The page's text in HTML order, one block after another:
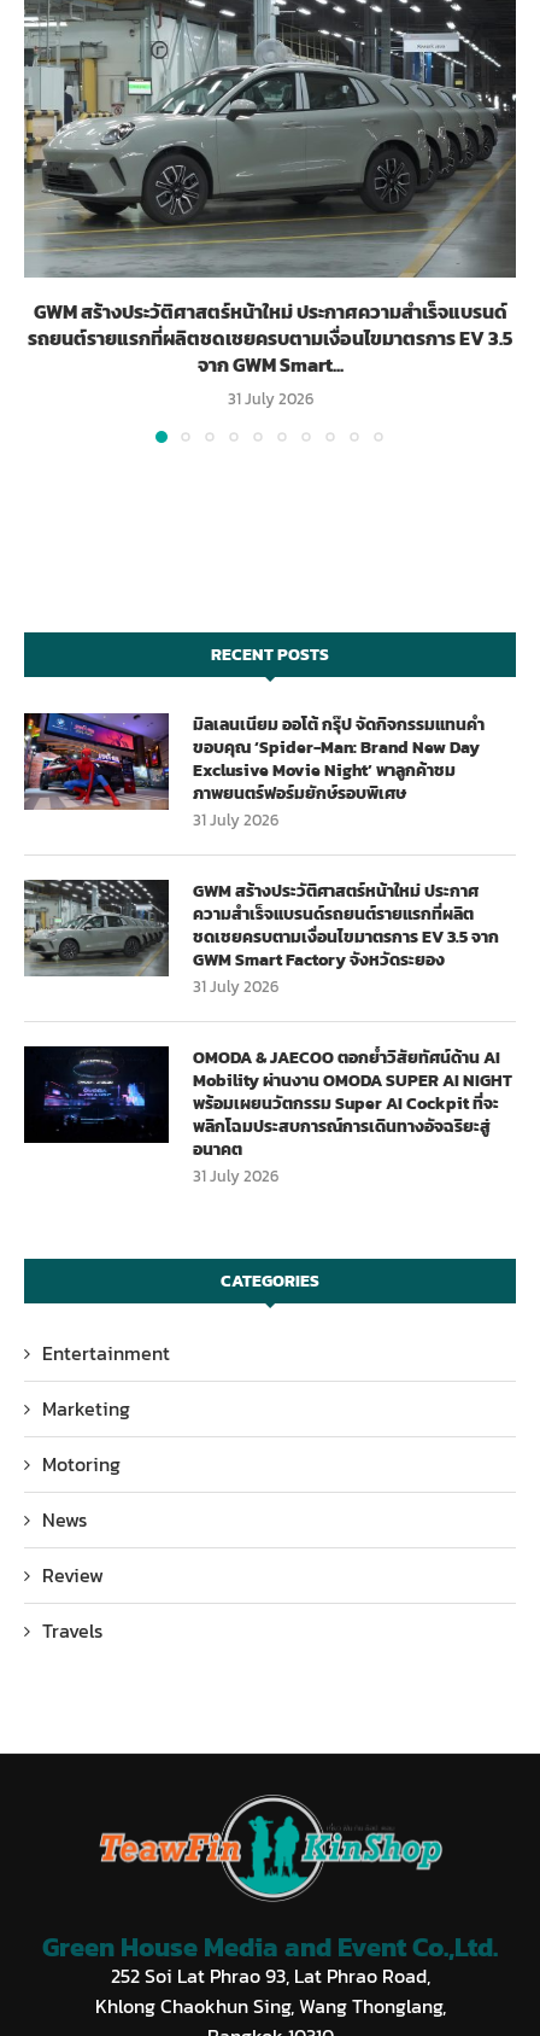
GWM สร้างประวัติศาสตร์หน้าใหม่ ประกาศความสำเร็จแบรนด์
รถยนต์รายแรกที่ผลิตชดเชยครบตามเงื่อนไขมาตรการ EV 3.5
จาก GWM Smart...
31 July 2026
RECENT POSTS
มิลเลนเนียม ออโต้ กรุ๊ป จัดกิจกรรมแทนคำ
ขอบคุณ ‘Spider-Man: Brand New Day
Exclusive Movie Night’ พาลูกค้าชม
ภาพยนตร์ฟอร์มยักษ์รอบพิเศษ
31 July 2026
GWM สร้างประวัติศาสตร์หน้าใหม่ ประกาศ
ความสำเร็จแบรนด์รถยนต์รายแรกที่ผลิต
ชดเชยครบตามเงื่อนไขมาตรการ EV 3.5 จาก
GWM Smart Factory จังหวัดระยอง
31 July 2026
OMODA & JAECOO ตอกย้ำวิสัยทัศน์ด้าน AI
Mobility ผ่านงาน OMODA SUPER AI NIGHT
พร้อมเผยนวัตกรรม Super AI Cockpit ที่จะ
พลิกโฉมประสบการณ์การเดินทางอัจฉริยะสู่
อนาคต
31 July 2026
CATEGORIES
Entertainment
Marketing
Motoring
News
Review
Travels
Green House Media and Event Co.,Ltd.
252 Soi Lat Phrao 93, Lat Phrao Road,
Khlong Chaokhun Sing, Wang Thonglang,